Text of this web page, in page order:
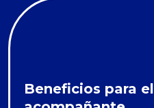
Beneficios para el